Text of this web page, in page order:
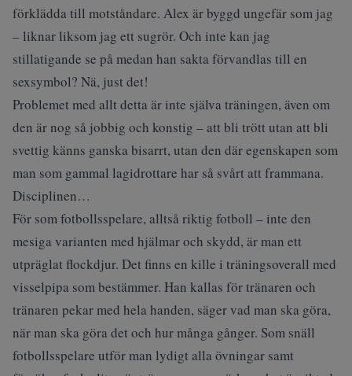
förklädda till motståndare. Alex är byggd ungefär som jag
– liknar liksom jag ett sugrör. Och inte kan jag
stillatigande se på medan han sakta förvandlas till en
sexsymbol? Nä, just det!
Problemet med allt detta är inte själva träningen, även om
den är nog så jobbig och konstig – att bli trött utan att bli
svettig känns ganska bisarrt, utan den där egenskapen som
man som gammal lagidrottare har så svårt att frammana.
Disciplinen…
För som fotbollsspelare, alltså riktig fotboll – inte den
mesiga varianten med hjälmar och skydd, är man ett
utpräglat flockdjur. Det finns en kille i träningsoverall med
visselpipa som bestämmer. Han kallas för tränaren och
tränaren pekar med hela handen, säger vad man ska göra,
när man ska göra det och hur många gånger. Som snäll
fotbollsspelare utför man lydigt alla övningar samt